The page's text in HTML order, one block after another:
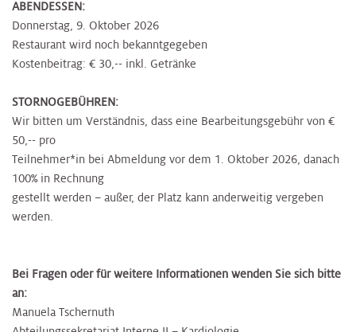
ABENDESSEN:
Donnerstag, 9. Oktober 2026
Restaurant wird noch bekanntgegeben
Kostenbeitrag: € 30,-- inkl. Getränke
STORNOGEBÜHREN:
Wir bitten um Verständnis, dass eine Bearbeitungsgebühr von €
50,-- pro
Teilnehmer*in bei Abmeldung vor dem 1. Oktober 2026, danach
100% in Rechnung
gestellt werden – außer, der Platz kann anderweitig vergeben
werden.
Bei Fragen oder für weitere Informationen wenden Sie sich bitte
an:
Manuela Tschernuth